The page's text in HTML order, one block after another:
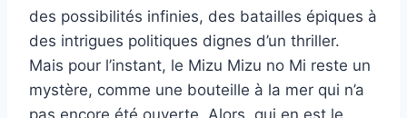
des possibilités infinies, des batailles épiques à
des intrigues politiques dignes d’un thriller.
Mais pour l’instant, le Mizu Mizu no Mi reste un
mystère, comme une bouteille à la mer qui n’a